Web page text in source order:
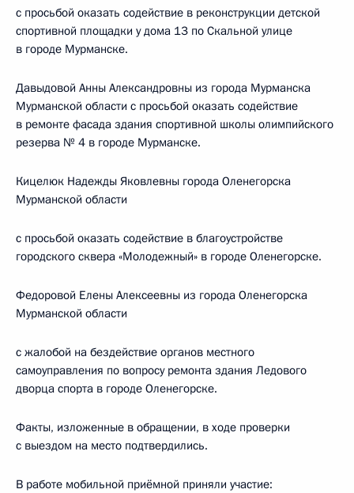
с просьбой оказать содействие в реконструкции детской
спортивной площадки у дома 13 по Скальной улице
в городе Мурманске.
Давыдовой Анны Александровны из города Мурманска
Мурманской области с просьбой оказать содействие
в ремонте фасада здания спортивной школы олимпийского
резерва № 4 в городе Мурманске.
Кицелюк Надежды Яковлевны города Оленегорска
Мурманской области
с просьбой оказать содействие в благоустройстве
городского сквера «Молодежный» в городе Оленегорске.
Федоровой Елены Алексеевны из города Оленегорска
Мурманской области
с жалобой на бездействие органов местного
самоуправления по вопросу ремонта здания Ледового
дворца спорта в городе Оленегорске.
Факты, изложенные в обращении, в ходе проверки
с выездом на место подтвердились.
В работе мобильной приёмной приняли участие: